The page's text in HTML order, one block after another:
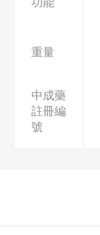
重量
中成藥
註冊編
號